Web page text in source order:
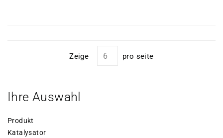
Zeige pro seite
Ihre Auswahl
Produkt
Katalysator